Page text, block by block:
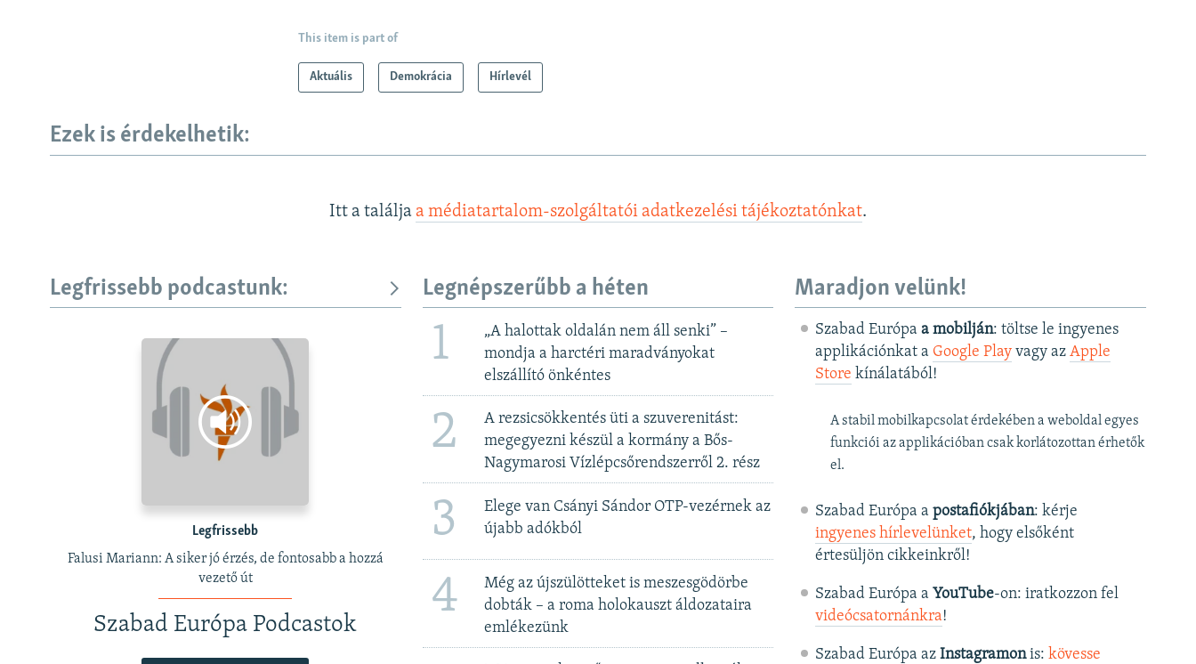
This item is part of
Aktuális Demokrácia Hírlevél
Ezek is érdekelhetik:
Itt a találja a médiatartalom-szolgáltatói adatkezelési tájékoztatónkat.
Legfrissebb podcastunk:
Legfrissebb
Falusi Mariann: A siker jó érzés, de fontosabb a hozzá
vezető út
Szabad Európa Podcastok
Legnépszerűbb a héten
1
„A halottak oldalán nem áll senki” –
mondja a harctéri maradványokat
elszállító önkéntes
2
A rezsicsökkentés üti a szuverenitást:
megegyezni készül a kormány a Bős-
Nagymarosi Vízlépcsőrendszerről 2. rész
3
Elege van Csányi Sándor OTP-vezérnek az
újabb adókból
4
Még az újszülötteket is meszesgödörbe
dobták – a roma holokauszt áldozataira
emlékezünk
Maradjon velünk!
Szabad Európa a mobilján: töltse le ingyenes
applikációnkat a Google Playvagy az Apple
Store kínálatából!
A stabil mobilkapcsolat érdekében a weboldal egyes
funkciói az applikációban csak korlátozottan érhetők
el.
Szabad Európa a postafiókjában: kérje
ingyenes hírlevelünket, hogy elsőként
értesüljön cikkeinkről!
Szabad Európa a YouTube-on: iratkozzon fel
videócsatornánkra!
Szabad Európa az Instagramonis: kövesse